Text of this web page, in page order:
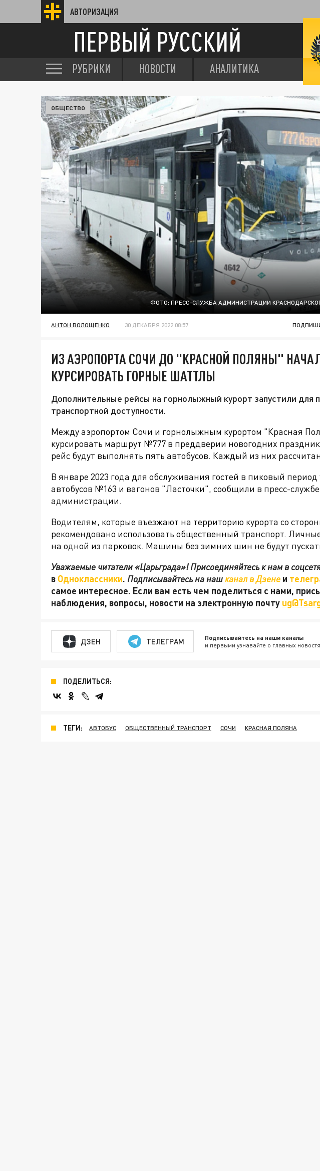
АВТОРИЗАЦИЯ
ПЕРВЫЙ РУССКИЙ
РУБРИКИ НОВОСТИ АНАЛИТИКА
ФОТО: ПРЕСС-СЛУЖБА АДМИНИСТРАЦИИ КРАСНОДАРСКОГО
ОБЩЕСТВО
АНТОН ВОЛОЩЕНКО 30 ДЕКАБРЯ 2022 08:57
ИЗ АЭРОПОРТА СОЧИ ДО "КРАСНОЙ ПОЛЯНЫ"
КУРСИРОВАТЬ ГОРНЫЕ ШАТТЛЫ
Дополнительные рейсы на горнолыжный курорт запустили для
транспортной доступности.
Между аэропортом Сочи и горнолыжным курортом "Красная
курсировать маршрут №777 в преддверии новогодних
рейс будут выполнять пять автобусов. Каждый из них
В январе 2023 года для обслуживания гостей в пиковый период
автобусов №163 и вагонов "Ласточки", сообщили в пресс-службе
администрации.
Водителям, которые въезжают на территорию курорта со
рекомендовано использовать общественный транспорт.
на одной из парковок. Машины без зимних шин не будут
Уважаемые читатели «Царьграда»! Присоединяйтесь к нам в
в Одноклассники. Подписывайтесь на нашканал в Дзене и
самое интересное. Если вам есть чем поделиться с нами,
наблюдения, вопросы, новости на электронную почту
ДЗЕН ТЕЛЕГРАМ Подписывайтесь на наши каналы
и первыми узнавайте о главных
ПОДЕЛИТЬСЯ:
ТЕГИ: АВТОБУС ОБЩЕСТВЕННЫЙ ТРАНСПОРТ СОЧИ КРАСНАЯ ПОЛЯНА